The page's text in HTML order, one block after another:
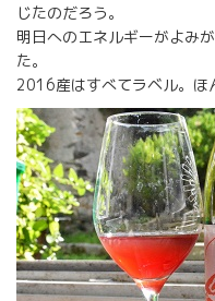
じたのだろう。
明日へのエネルギーがよみ
た。
2016産はすべてラベル。ほ